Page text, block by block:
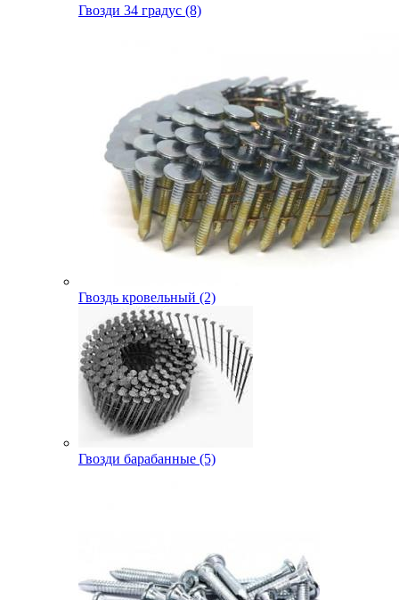
Гвозди 34 градус (8)
Гвоздь кровельный (2)
Гвозди барабанные (5)